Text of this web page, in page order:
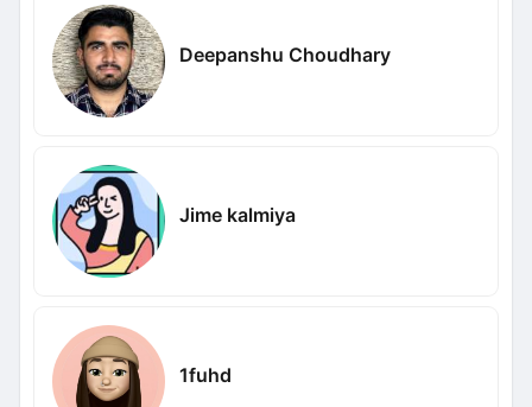
Deepanshu Choudhary
Jime kalmiya
1fuhd